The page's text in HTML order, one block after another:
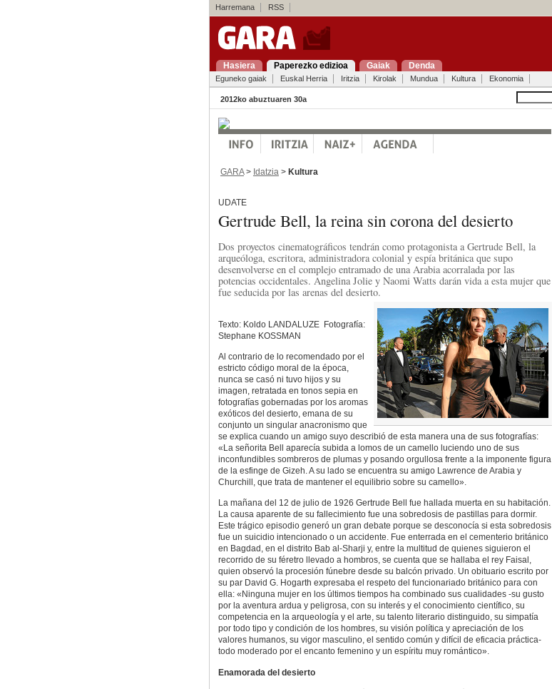
Harremana RSS
Hasiera Paperezko edizioa Gaiak Denda
Eguneko gaiak Euskal Herria Iritzia Kirolak Mundua Kultura Ekonomia
2012ko abuztuaren 30a
GARA> Idatzia > Kultura
UDATE
Gertrude Bell, la reina sin corona del desierto
Dos proyectos cinematográficos tendrán como protagonista a Gertrude Bell, la
arqueóloga, escritora, administradora colonial y espía británica que supo
desenvolverse en el complejo entramado de una Arabia acorralada por las
potencias occidentales. Angelina Jolie y Naomi Watts darán vida a esta mujer que
fue seducida por las arenas del desierto.
Texto: Koldo LANDALUZE Fotografía:
Stephane KOSSMAN
Al contrario de lo recomendado por el
estricto código moral de la época,
nunca se casó ni tuvo hijos y su
imagen, retratada en tonos sepia en
fotografías gobernadas por los aromas
exóticos del desierto, emana de su
conjunto un singular anacronismo que
se explica cuando un amigo suyo describió de esta manera una de sus fotografías:
«La señorita Bell aparecía subida a lomos de un camello luciendo uno de sus
inconfundibles sombreros de plumas y posando orgullosa frente a la imponente figura
de la esfinge de Gizeh. A su lado se encuentra su amigo Lawrence de Arabia y
Churchill, que trata de mantener el equilibrio sobre su camello».
La mañana del 12 de julio de 1926 Gertrude Bell fue hallada muerta en su habitación.
La causa aparente de su fallecimiento fue una sobredosis de pastillas para dormir.
Este trágico episodio generó un gran debate porque se desconocía si esta sobredosis
fue un suicidio intencionado o un accidente. Fue enterrada en el cementerio británico
en Bagdad, en el distrito Bab al-Sharji y, entre la multitud de quienes siguieron el
recorrido de su féretro llevado a hombros, se cuenta que se hallaba el rey Faisal,
quien observó la procesión fúnebre desde su balcón privado. Un obituario escrito por
su par David G. Hogarth expresaba el respeto del funcionariado británico para con
ella: «Ninguna mujer en los últimos tiempos ha combinado sus cualidades -su gusto
por la aventura ardua y peligrosa, con su interés y el conocimiento científico, su
competencia en la arqueología y el arte, su talento literario distinguido, su simpatía
por todo tipo y condición de los hombres, su visión política y apreciación de los
valores humanos, su vigor masculino, el sentido común y difícil de eficacia práctica-
todo moderado por el encanto femenino y un espíritu muy romántico».
Enamorada del desierto